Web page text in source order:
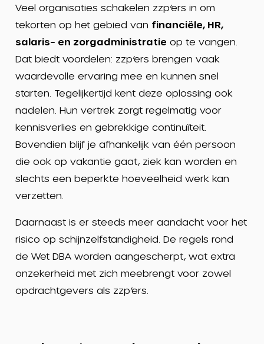
Veel organisaties schakelen zzp’ers in om
tekorten op het gebied van financiële, HR,
salaris– en zorgadministratie op te vangen.
Dat biedt voordelen: zzp’ers brengen vaak
waardevolle ervaring mee en kunnen snel
starten. Tegelijkertijd kent deze oplossing ook
nadelen. Hun vertrek zorgt regelmatig voor
kennisverlies en gebrekkige continuïteit.
Bovendien blijf je afhankelijk van één persoon
die ook op vakantie gaat, ziek kan worden en
slechts een beperkte hoeveelheid werk kan
verzetten.
Daarnaast is er steeds meer aandacht voor het
risico op schijnzelfstandigheid. De regels rond
de Wet DBA worden aangescherpt, wat extra
onzekerheid met zich meebrengt voor zowel
opdrachtgevers als zzp’ers.